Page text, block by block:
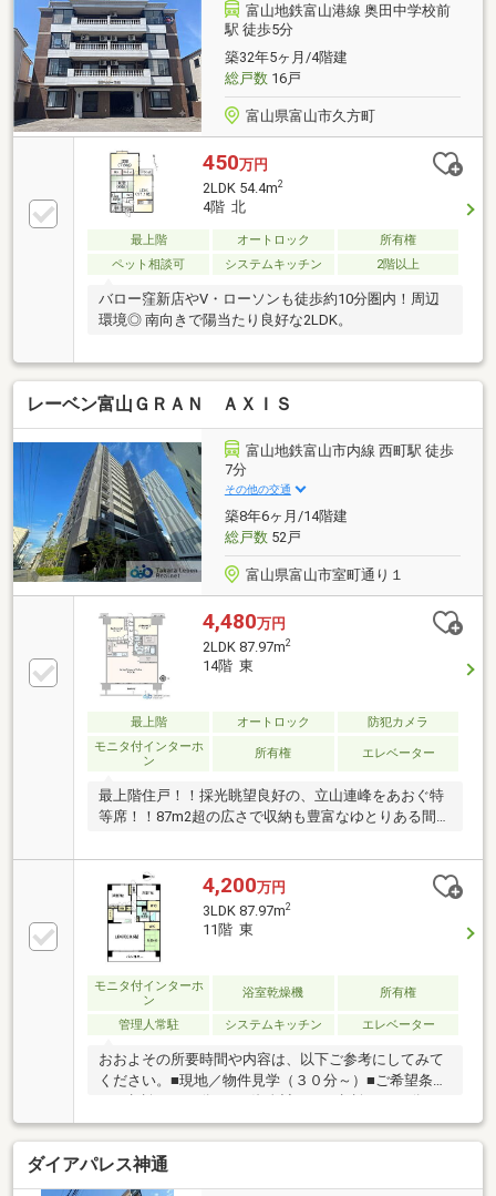
富山地鉄富山港線 奥田中学校前
駅 徒歩5分
築32年5ヶ月/4階建
総戸数16戸
富山県富山市久方町
450万円
2LDK 54.4m2
4階 北
最上階 オートロック
所有権
ペット相談可
システムキッチン 2階以上
バロー窪新店やV・ローソンも徒歩約10分圏内！周辺
環境◎ 南向きで陽当たり良好な2LDK。
レーベン富山ＧＲＡＮ ＡＸＩＳ
富山地鉄富山市内線 西町駅 徒歩
7分
その他の交通
築8年6ヶ月/14階建
総戸数52戸
富山県富山市室町通り１
4,480万円
2LDK 87.97m2
14階 東
最上階 オートロック
防犯カメラ
モニタ付インターホ
ン
所有権 エレベーター
最上階住戸！！採光眺望良好の、立山連峰をあおぐ特
等席！！87m2超の広さで収納も豊富なゆとりある間取
4,200万円
3LDK 87.97m2
11階 東
モニタ付インターホ
ン
浴室乾燥機 所有権
管理人常駐 システムキッチン エレベーター
おおよその所要時間や内容は、以下ご参考にしてみて
ください。■現地／物件見学（３０分～）■ご希望条件
～）■土地・家・マンションの探し方のご相談（３０
分～）■会社の強みのご紹介（３０分～）■持家をお持
ちの方のお住み替えのご相談（３０分～）マイホーム
購入は人生の大切なご決断です。気になる点は何でも
ダイアパレス神通